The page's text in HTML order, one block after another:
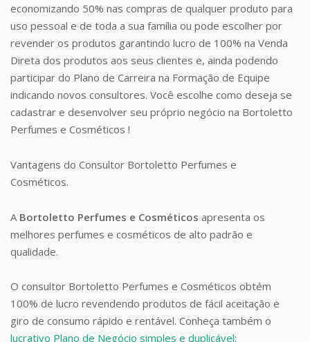
economizando 50% nas compras de qualquer produto para
uso pessoal e de toda a sua família ou pode escolher por
revender os produtos garantindo lucro de 100% na Venda
Direta dos produtos aos seus clientes e, ainda podendo
participar do Plano de Carreira na Formação de Equipe
indicando novos consultores. Você escolhe como deseja se
cadastrar e desenvolver seu próprio negócio na Bortoletto
Perfumes e Cosméticos !
Vantagens do Consultor Bortoletto Perfumes e
Cosméticos.
A Bortoletto Perfumes e Cosméticos apresenta os
melhores perfumes e cosméticos de alto padrão e
qualidade.
O consultor Bortoletto Perfumes e Cosméticos obtém
100% de lucro revendendo produtos de fácil aceitação e
giro de consumo rápido e rentável. Conheça também o
lucrativo Plano de Negócio simples e duplicável: